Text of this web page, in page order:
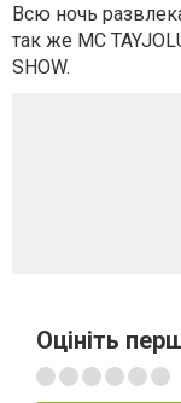
Всю ночь
так же MC
SHOW.
Оцініть